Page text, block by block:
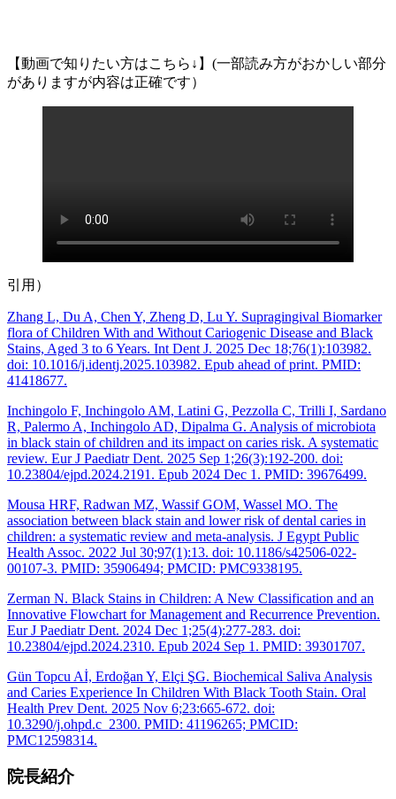
【動画で知りたい方はこちら↓】(一部読み方がおかしい部分
がありますが内容は正確です）
引用）
Zhang L, Du A, Chen Y, Zheng D, Lu Y. Supragingival Biomarker
flora of Children With and Without Cariogenic Disease and Black
Stains, Aged 3 to 6 Years. Int Dent J. 2025 Dec 18;76(1):103982.
doi: 10.1016/j.identj.2025.103982. Epub ahead of print. PMID:
41418677.
Inchingolo F, Inchingolo AM, Latini G, Pezzolla C, Trilli I, Sardano
R, Palermo A, Inchingolo AD, Dipalma G. Analysis of microbiota
in black stain of children and its impact on caries risk. A systematic
review. Eur J Paediatr Dent. 2025 Sep 1;26(3):192-200. doi:
10.23804/ejpd.2024.2191. Epub 2024 Dec 1. PMID: 39676499.
Mousa HRF, Radwan MZ, Wassif GOM, Wassel MO. The
association between black stain and lower risk of dental caries in
children: a systematic review and meta-analysis. J Egypt Public
Health Assoc. 2022 Jul 30;97(1):13. doi: 10.1186/s42506-022-
00107-3. PMID: 35906494; PMCID: PMC9338195.
Zerman N. Black Stains in Children: A New Classification and an
Innovative Flowchart for Management and Recurrence Prevention.
Eur J Paediatr Dent. 2024 Dec 1;25(4):277-283. doi:
10.23804/ejpd.2024.2310. Epub 2024 Sep 1. PMID: 39301707.
Gün Topcu Aİ, Erdoğan Y, Elçi ŞG. Biochemical Saliva Analysis
and Caries Experience In Children With Black Tooth Stain. Oral
Health Prev Dent. 2025 Nov 6;23:665-672. doi:
10.3290/j.ohpd.c_2300. PMID: 41196265; PMCID:
PMC12598314.
院長紹介